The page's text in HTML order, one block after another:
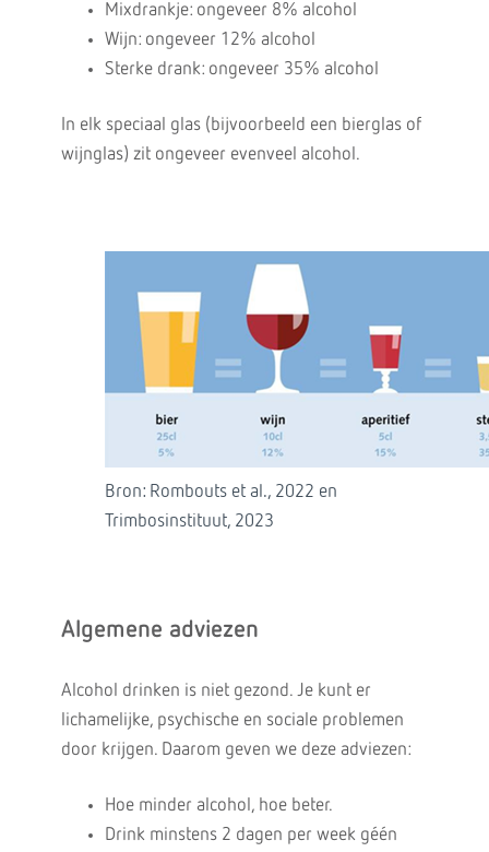
Mixdrankje: ongeveer 8% alcohol
Wijn: ongeveer 12% alcohol
Sterke drank: ongeveer 35% alcohol
In elk speciaal glas (bijvoorbeeld een bierglas of
wijnglas) zit ongeveer evenveel alcohol.
Bron: Rombouts et al., 2022 en
Trimbosinstituut, 2023
Algemene adviezen
Alcohol drinken is niet gezond. Je kunt er
lichamelijke, psychische en sociale problemen
door krijgen. Daarom geven we deze adviezen:
Hoe minder alcohol, hoe beter.
Drink minstens 2 dagen per week géén